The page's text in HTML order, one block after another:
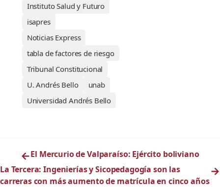
Instituto Salud y Futuro
isapres
Noticias Express
tabla de factores de riesgo
Tribunal Constitucional
U. Andrés Bello
unab
Universidad Andrés Bello
←El Mercurio de Valparaíso: Ejército boliviano
La Tercera: Ingenierías y Sicopedagogía son las
carreras con más aumento de matrícula en cinco años
→